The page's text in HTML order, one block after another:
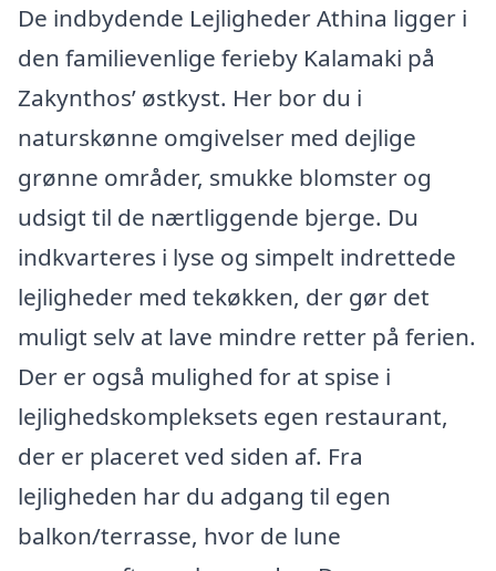
De indbydende Lejligheder Athina ligger i
den familievenlige ferieby Kalamaki på
Zakynthos’ østkyst. Her bor du i
naturskønne omgivelser med dejlige
grønne områder, smukke blomster og
udsigt til de nærtliggende bjerge. Du
indkvarteres i lyse og simpelt indrettede
lejligheder med tekøkken, der gør det
muligt selv at lave mindre retter på ferien.
Der er også mulighed for at spise i
lejlighedskompleksets egen restaurant,
der er placeret ved siden af. Fra
lejligheden har du adgang til egen
balkon/terrasse, hvor de lune